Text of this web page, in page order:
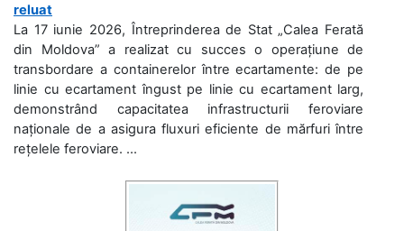
reluat
La 17 iunie 2026, Întreprinderea de Stat „Calea Ferată
din Moldova” a realizat cu succes o operațiune de
transbordare a containerelor între ecartamente: de pe
linie cu ecartament îngust pe linie cu ecartament larg,
demonstrând capacitatea infrastructurii feroviare
naționale de a asigura fluxuri eficiente de mărfuri între
rețelele feroviare. ...